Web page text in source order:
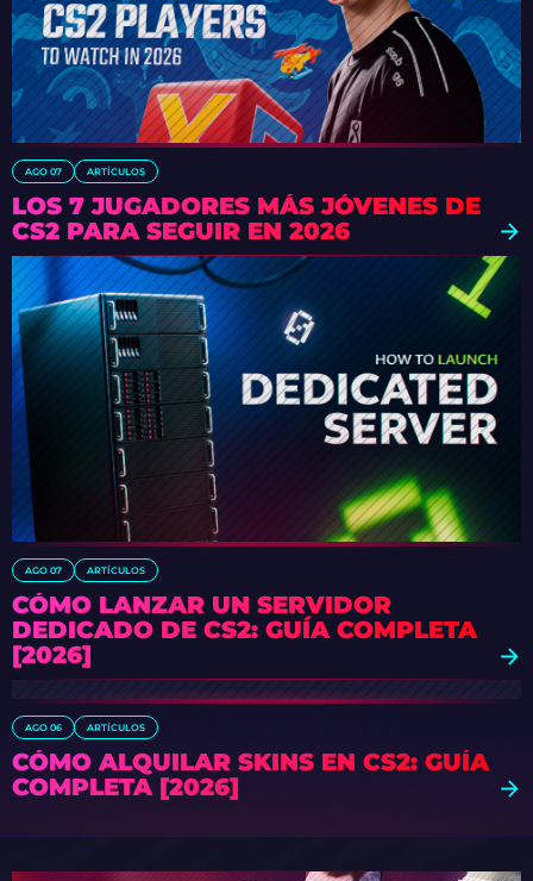
AGO 07 ARTÍCULOS
LOS 7 JUGADORES MÁS JÓVENES DE
CS2 PARA SEGUIR EN 2026
AGO 07 ARTÍCULOS
CÓMO LANZAR UN SERVIDOR
DEDICADO DE CS2: GUÍA COMPLETA
[2026]
AGO 06 ARTÍCULOS
CÓMO ALQUILAR SKINS EN CS2: GUÍA
COMPLETA [2026]